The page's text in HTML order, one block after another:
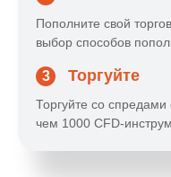
Пополните свой
выбор способов
3 Торгуйте
Торгуйте со спредами
чем 1000 CFD-